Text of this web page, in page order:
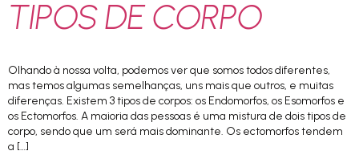
TIPOS DE CORPO
Olhando à nossa volta, podemos ver que somos todos diferentes,
mas temos algumas semelhanças, uns mais que outros, e muitas
diferenças. Existem 3 tipos de corpos: os Endomorfos, os Esomorfos e
os Ectomorfos. A maioria das pessoas é uma mistura de dois tipos de
corpo, sendo que um será mais dominante. Os ectomorfos tendem
a […]